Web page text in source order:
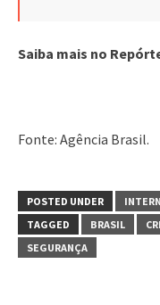
Saiba mais no
Fonte: Agência Brasil.
POSTED UNDER
TAGGED
BRASIL
SEGURANÇA